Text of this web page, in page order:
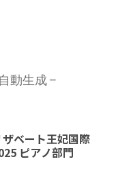
動生成
ザベート王妃国際
ピアノ部門